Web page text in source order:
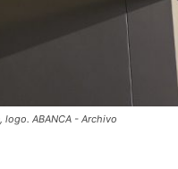
logo. ABANCA - Archivo